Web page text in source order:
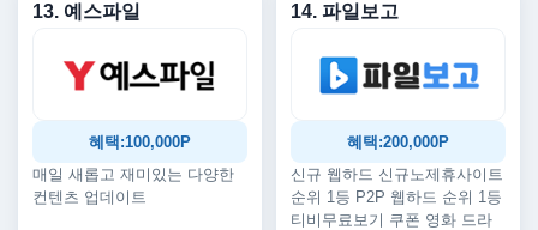
13. 예스파일
혜택:100,000P
매일 새롭고 재미있는 다양한
컨텐츠 업데이트
14. 파일보고
혜택:200,000P
신규 웹하드 신규노제휴사이트
순위 1등 P2P 웹하드 순위 1등
티비무료보기 쿠폰 영화 드라